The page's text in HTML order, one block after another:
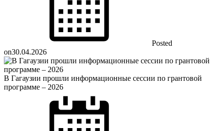
Posted
on30.04.2026
В Гагаузии прошли информационные сессии по грантовой
программе – 2026